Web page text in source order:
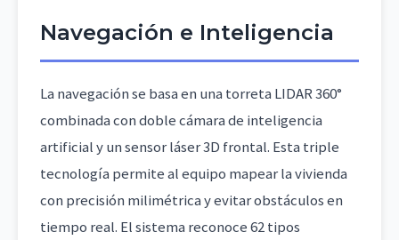
Navegación e Inteligencia
La navegación se basa en una torreta LIDAR 360°
combinada con doble cámara de inteligencia
artificial y un sensor láser 3D frontal. Esta triple
tecnología permite al equipo mapear la vivienda
con precisión milimétrica y evitar obstáculos en
tiempo real. El sistema reconoce 62 tipos